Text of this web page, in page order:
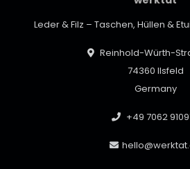
Leder & Filz – Taschen, Hüllen &
Reinhold-Würth-
74360 Ilsfeld
Germany
+49 7062